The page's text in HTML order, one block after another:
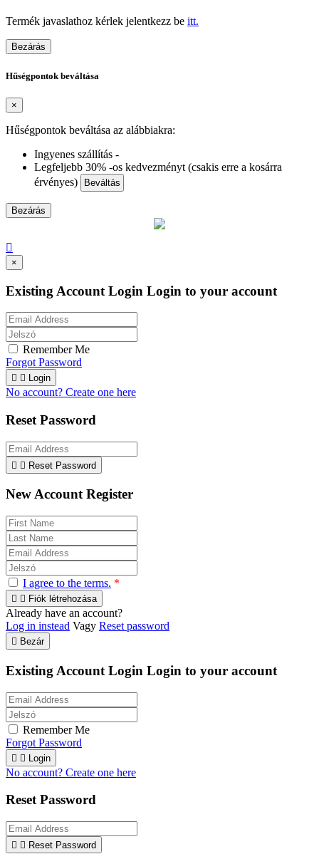
Termék javaslathoz kérlek jelentkezz be itt.
Bezárás
Hűségpontok beváltása
×
Hűségpontok beváltása az alábbiakra:
Ingyenes szállítás -
Legfeljebb 30% -os kedvezményt (csakis erre a kosárra
érvényes)
Beváltás
Bezárás

×
Existing Account Login Login to your account
Remember Me
Forgot Password
  Login
No account? Create one here
Reset Password
  Reset Password
New Account Register
I agree to the terms. *
  Fiók létrehozása
Already have an account?
Log in instead Vagy Reset password
 Bezár
Existing Account Login Login to your account
Remember Me
Forgot Password
  Login
No account? Create one here
Reset Password
  Reset Password